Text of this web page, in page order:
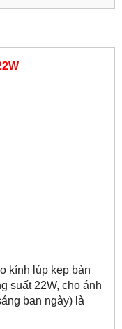
kính lúp kẹp bàn
suất 22W, cho ánh
ban ngày) là